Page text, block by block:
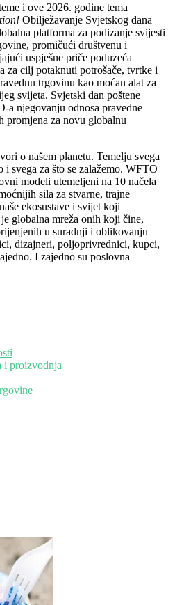
i ove 2026. godine tema
Obilježavanje Svjetskog dana
platforma za podizanje svijesti
promičući društvenu i
uspješne priče poduzeća
za cilj potaknuti potrošače, tvrtke i
trgovinu kao moćan alat za
svijeta. Svjetski dan poštene
a njegovanju odnosa pravedne
promjena za novu globalnu
o našem planetu. Temelju svega
i svega za što se zalažemo. WFTO
modeli utemeljeni na 10 načela
sila za stvarne, trajne
ekosustave i svijet koji
globalna mreža onih koji čine,
u suradnji i oblikovanju
dizajneri, poljoprivrednici, kupci,
I zajedno su poslovna
i proizvodnja